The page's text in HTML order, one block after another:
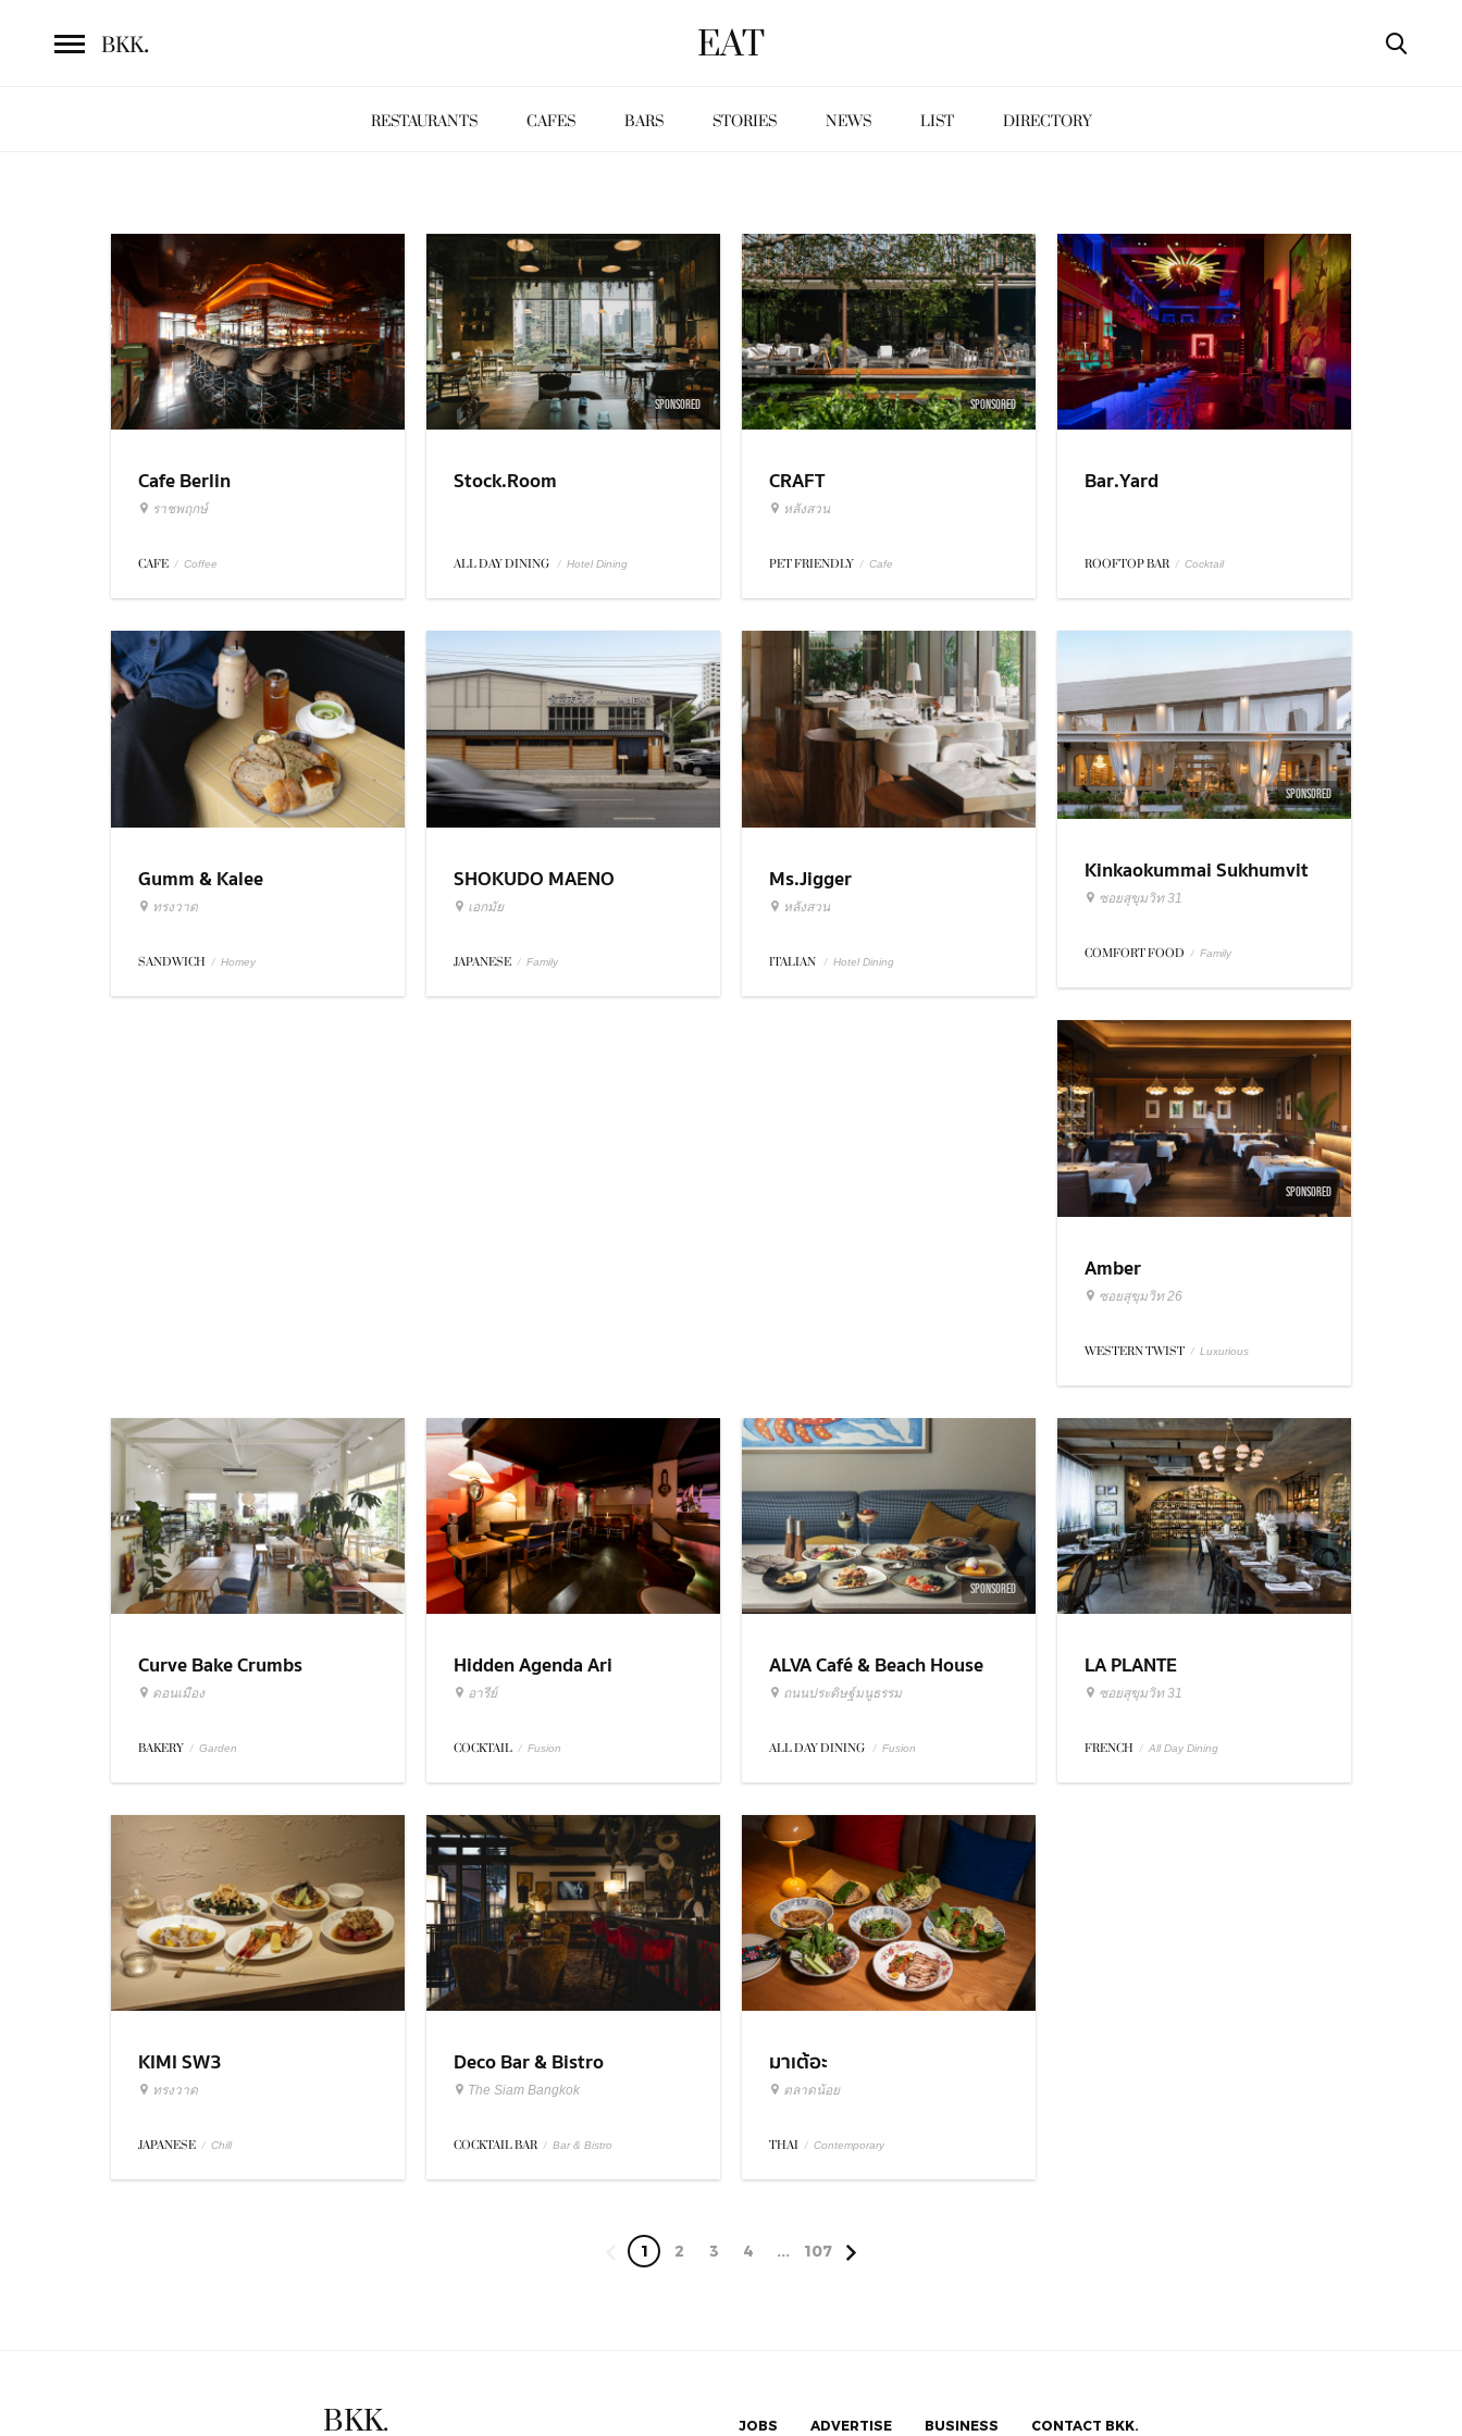
BKK. EAT
RESTAURANTS CAFES BARS STORIES NEWS LIST DIRECTORY
Cafe Berlin
ราชพฤกษ์
CAFE / Coffee
SPONSORED
Stock.Room
ALL DAY DINING / Hotel Dining
SPONSORED
CRAFT
หลังสวน
PET FRIENDLY / Cafe
Bar.Yard
ROOFTOP BAR / Cocktail
Gumm & Kalee
ทรงวาด
SANDWICH / Homey
SHOKUDO MAENO
เอกมัย
JAPANESE / Family
Ms.Jigger
หลังสวน
ITALIAN / Hotel Dining
SPONSORED
Kinkaokummai Sukhumvit
31ซอยสุขุมวิท 31
COMFORT FOOD / Family
SPONSORED
Amber
ซอยสุขุมวิท 26
WESTERN TWIST / Luxurious
Curve Bake Crumbs
ดอนเมือง
BAKERY / Garden
Hidden Agenda Ari
อารีย์
COCKTAIL / Fusion
SPONSORED
ALVA Café & Beach House
ถนนประดิษฐ์มนูธรรม
ALL DAY DINING / Fusion
LA PLANTE
ซอยสุขุมวิท 31
FRENCH / All Day Dining
KIMI SW3
ทรงวาด
JAPANESE / Chill
Deco Bar & Bistro
The Siam Bangkok
COCKTAIL BAR / Bar & Bistro
มาเต้อะ
ตลาดน้อย
THAI / Contemporary
1 2 3 4 ... 107
BKK. JOBS ADVERTISE BUSINESS CONTACT BKK.